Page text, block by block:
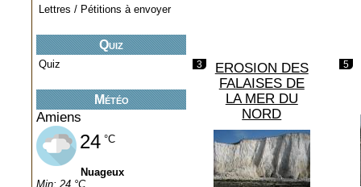
Lettres / Pétitions à envoyer
Quiz
Quiz
Météo
Amiens
24 °C
Nuageux
Min: 24 °C
EROSION DES
FALAISES DE
LA MER DU
NORD
3 5